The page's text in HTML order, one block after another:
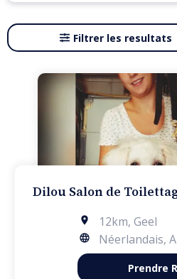
Filtrer les resultats
Dilou Salon de
12km, Geel
Néerlandais,
Prendre